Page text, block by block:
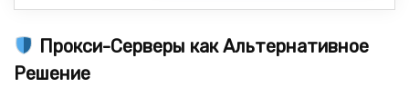
Прокси-Серверы как Альтернативное
Решение